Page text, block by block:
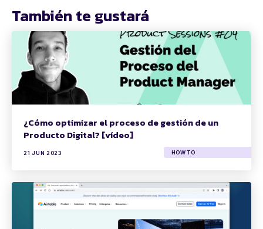
También te gustará
¿Cómo optimizar el proceso de gestión de un
Producto Digital? [vídeo]
21 JUN 2023 HOW TO